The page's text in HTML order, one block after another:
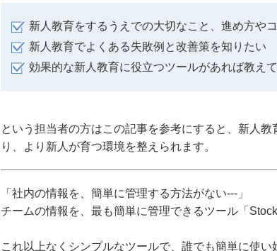
新人教育をするうえでの大切なこと、進め方や
新人教育でよくある失敗例と改善策を知りたい
効果的な新人教育に役立つツールがあれば教え
という担当者の方はこの記事を参考にすると、新人
り、より新人が育つ環境を整えられます。
「社内の情報を、簡単に管理する方法がない---」
チームの情報を、最も簡単に管理できるツール「Stock
これ以上なくシンプルなツールで、誰でも簡単に使い